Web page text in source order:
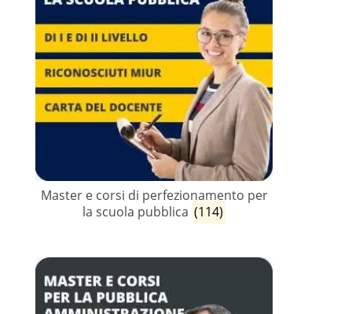
Master e corsi di perfezionamento per
la scuola pubblica (114)